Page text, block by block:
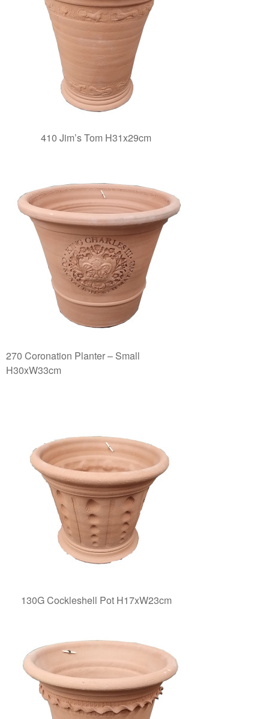
410 Jim’s Tom H31x29cm
270 Coronation Planter – Small
H30xW33cm
130G Cockleshell Pot H17xW23cm